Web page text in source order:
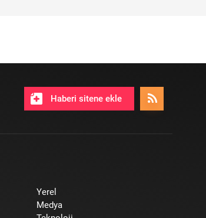
Haberi sitene ekle
Yerel
Medya